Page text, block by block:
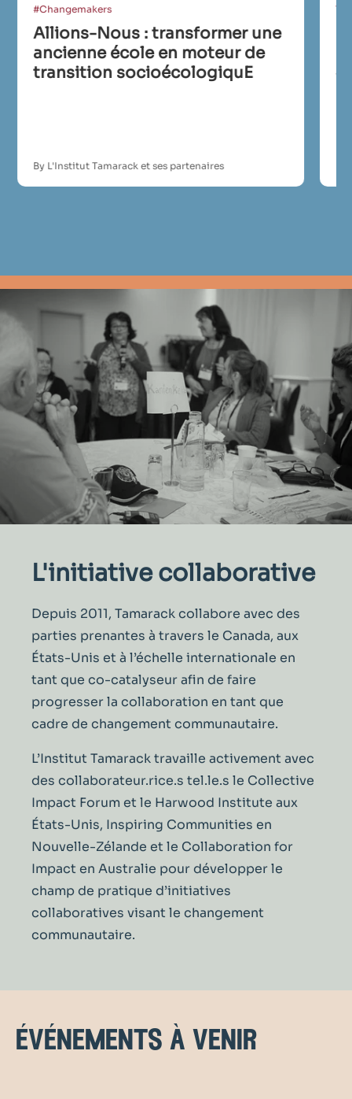
#Changemakers
Allions-Nous : transformer une
ancienne école en moteur de
transition socioécologiquE
By L'Institut Tamarack et ses partenaires
L'initiative collaborative
Depuis 2011, Tamarack collabore avec des
parties prenantes à travers le Canada, aux
États-Unis et à l’échelle internationale en
tant que co-catalyseurafin de faire
progresser la collaboration en tant que
cadre de changement communautaire.
L’Institut Tamarack travaille activement avec
des collaborateur.rice.s tel.le.s le Collective
Impact Forum et le Harwood Institute aux
États-Unis, Inspiring Communities en
Nouvelle-Zélande et le Collaboration for
Impact en Australie pour développer le
champ de pratique d’initiatives
collaboratives visant le changement
communautaire.
événements à venir